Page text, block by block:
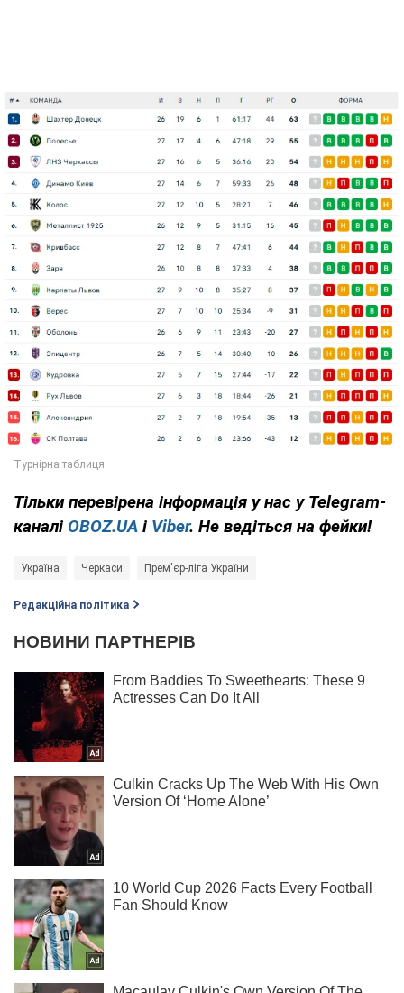
Тільки перевірена інформація у нас у Telegram-
каналі OBOZ.UA і Viber. Не ведіться на фейки!
Україна Черкаси Прем'єр-ліга України
Редакційна політика